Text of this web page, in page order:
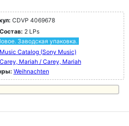
CDVP 4069678
Состав: 2 LPs
Заводская упаковка.
Catalog (Sony Music)
Carey, Mariah / Carey, Mariah
Weihnachten